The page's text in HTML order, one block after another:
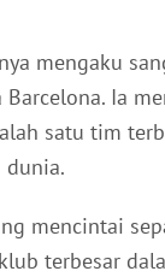
mengaku
Ia
satu tim
dunia.
mencintai
terbesar